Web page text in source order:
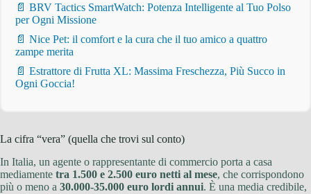
📄 BRV Tactics SmartWatch: Potenza Intelligente al Tuo Polso
per Ogni Missione
📄 Nice Pet: il comfort e la cura che il tuo amico a quattro
zampe merita
📄 Estrattore di Frutta XL: Massima Freschezza, Più Succo in
Ogni Goccia!
La cifra “vera” (quella che trovi sul conto)
In Italia, un agente o rappresentante di commercio porta a casa
mediamente tra 1.500 e 2.500 euro netti al mese, che corrispondono
più o meno a 30.000-35.000 euro lordi annui. È una media credibile,